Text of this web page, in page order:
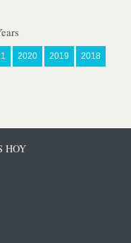
2020 2019 2018
HOY